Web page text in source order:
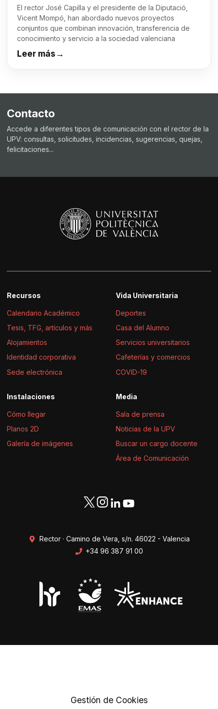
El rector José Capilla y el presidente de la Diputació,
Vicent Mompó, han abordado nuevos proyectos
conjuntos que combinan innovación, transferencia de
conocimiento y servicio a la sociedad valenciana
Leer más→
Contacto
Accede a diferentes tipos de comunicación con el rector de la
UPV: consultas, solicitudes, incidencias, sugerencias, quejas,
felicitaciones...
Recursos
Calendario Académico
Tesis, TFG, artículos y más
Alojamientos
Identidad corporativa
Sede electrónica
Vida Universitaria
Deportes
Casa del Alumno
Servicios universitarios
Cafeterías y comercios
COVID-19
Instalaciones
Cómo llegar
Planos 2D
Galería de imágenes
Media
Sala de prensa
Noticias de la UPV
Buscar un cargo docente
Área de Comunicación
Rector · Camino de Vera, s/n. 46022 - Valencia
+34 96 387 91 00
Gestión de Cookies